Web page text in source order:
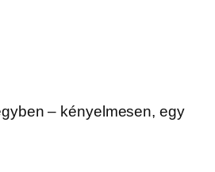
– kényelmesen, egy